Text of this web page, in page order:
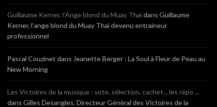
Guillaume Kerner, l’Ange blond du Muay Thaïdans Guillaume
Kerner, l’ange blond du Muay Thaï devenu entraineur
professionnel
Pascal Couzinet dans Jeanette Berger : La Soul à Fleur de Peau au
New Morning
Les Victoires de la musique : vote, sélection, cachet... les répo ...
dans Gilles Desangles, Directeur Général des Victoires de la